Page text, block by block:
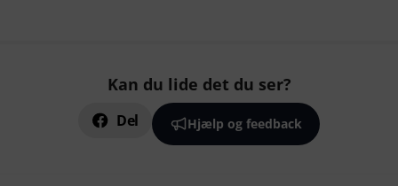
Kan du lide det du ser?
Del Hjælp og feedback